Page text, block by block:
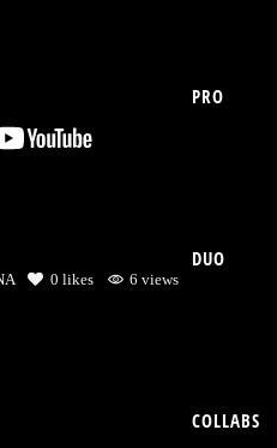
PRO
DUO
COLLABS
0 likes 6 views